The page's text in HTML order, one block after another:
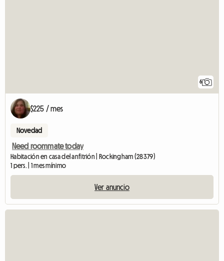
6
$225 / mes
Novedad
Need roommate today
Habitación en casa del anfitrión | Rockingham (28379)
1 pers. | 1 mes mínimo
Ver anuncio